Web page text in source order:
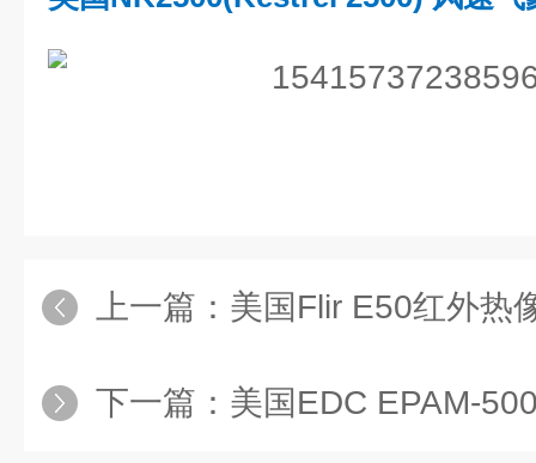
上一篇： 美国Flir E50红外热
下一篇： 美国EDC EPAM-